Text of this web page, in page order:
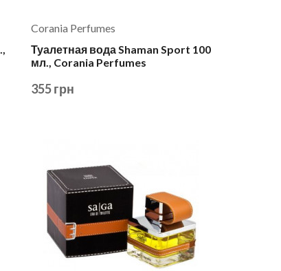
Corania Perfumes
Туалетная вода Shaman Sport 100
мл., Corania Perfumes
355 грн